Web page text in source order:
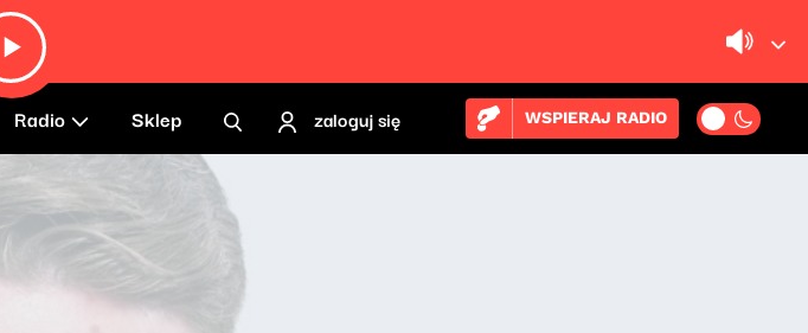
Radio Sklep zaloguj się WSPIERAJ RADIO